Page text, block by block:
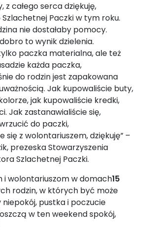
z całego serca dziękuję,
Szlachetnej Paczki w tym roku.
nie dostałaby pomocy.
to wynik dzielenia.
paczka materialna, ale też
każda paczka,
do rodzin jest zapakowana
Jak kupowaliście buty,
jak kupowaliście kredki,
Jak zastanawialiście się,
do paczki,
z wolontariuszem, dziękuję” –
prezeska Stowarzyszenia
Szlachetnej Paczki.
i wolontariuszom w domach15
rodzin, w których być może
pustka i poczucie
w ten weekend spokój,